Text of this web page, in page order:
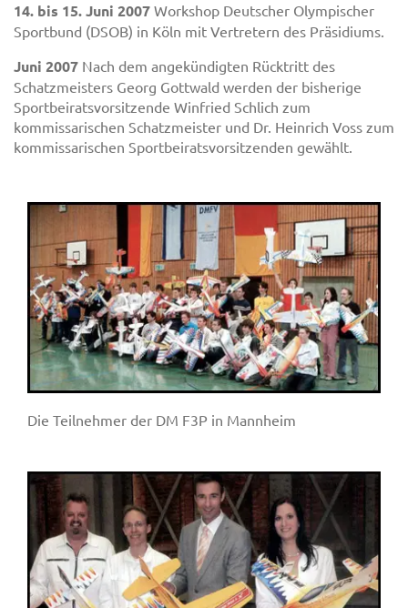
14. bis 15. Juni 2007 Workshop Deutscher Olympischer
Sportbund (DSOB) in Köln mit Vertretern des Präsidiums.
Juni 2007 Nach dem angekündigten Rücktritt des
Schatzmeisters Georg Gottwald werden der bisherige
Sportbeiratsvorsitzende Winfried Schlich zum
kommissarischen Schatzmeister und Dr. Heinrich Voss zum
kommissarischen Sportbeiratsvorsitzenden gewählt.
Die Teilnehmer der DM F3P in Mannheim